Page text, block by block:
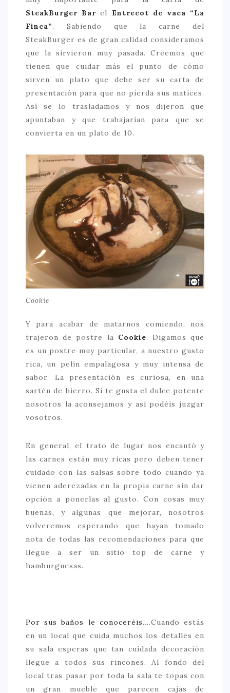
SteakBurger Bar el Entrecot de vaca “La
Finca”. Sabiendo que la carne del
SteakBurger es de gran calidad consideramos
que la sirvieron muy pasada. Creemos que
tienen que cuidar más el punto de cómo
sirven un plato que debe ser su carta de
presentación para que no pierda sus matices.
Así se lo trasladamos y nos dijeron que
apuntaban y que trabajarían para que se
convierta en un plato de 10.
Cookie
Y para acabar de matarnos comiendo, nos
trajeron de postre la Cookie. Digamos que
es un postre muy particular, a nuestro gusto
rica, un pelín empalagosa y muy intensa de
sabor. La presentación es curiosa, en una
sartén de hierro. Si te gusta el dulce potente
nosotros la aconsejamos y así podéis juzgar
vosotros.
En general, el trato de lugar nos encantó y
las carnes están muy ricas pero deben tener
cuidado con las salsas sobre todo cuando ya
vienen aderezadas en la propia carne sin dar
opción a ponerlas al gusto. Con cosas muy
buenas, y algunas que mejorar, nosotros
volveremos esperando que hayan tomado
nota de todas las recomendaciones para que
llegue a ser un sitio top de carne y
hamburguesas.
Por sus baños le conoceréis….Cuando estás
en un local que cuida muchos los detalles en
su sala esperas que tan cuidada decoración
llegue a todos sus rincones. Al fondo del
local tras pasar por toda la sala te topas con
un gran mueble que parecen cajas de